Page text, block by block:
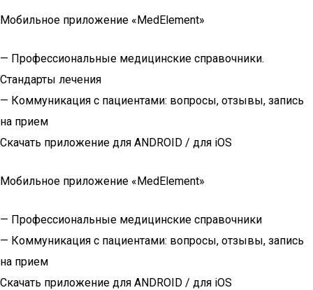
Мобильное приложение «MedElement»
— Профессиональные медицинские справочники.
Стандарты лечения
— Коммуникация с пациентами: вопросы, отзывы, запись
на прием
Скачать приложение для ANDROID / для iOS
Мобильное приложение «MedElement»
— Профессиональные медицинские справочники
— Коммуникация с пациентами: вопросы, отзывы, запись
на прием
Скачать приложение для ANDROID / для iOS